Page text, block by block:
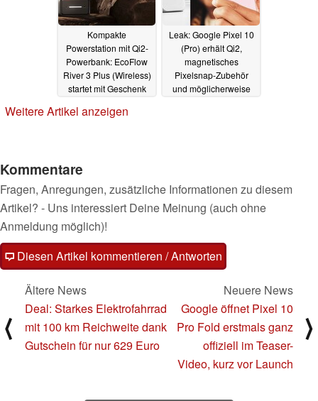
Kompakte
Powerstation mit Qi2-
Powerbank: EcoFlow
River 3 Plus (Wireless)
startet mit Geschenk
Leak: Google Pixel 10
(Pro) erhält Qi2,
magnetisches
Pixelsnap-Zubehör
und möglicherweise
Weitere Artikel anzeigen
Kommentare
Fragen, Anregungen, zusätzliche Informationen zu diesem
Artikel? - Uns interessiert Deine Meinung (auch ohne
Anmeldung möglich)!
Diesen Artikel kommentieren / Antworten
⟨
Ältere News
Deal: Starkes Elektrofahrrad
mit 100 km Reichweite dank
Gutschein für nur 629 Euro
Neuere News
Google öffnet Pixel 10
Pro Fold erstmals ganz
offiziell im Teaser-
Video, kurz vor Launch
⟩